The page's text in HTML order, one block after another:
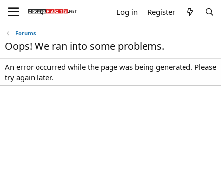
Log in Register
Forums
Oops! We ran into some problems.
An error occurred while the page was being generated. Please
try again later.